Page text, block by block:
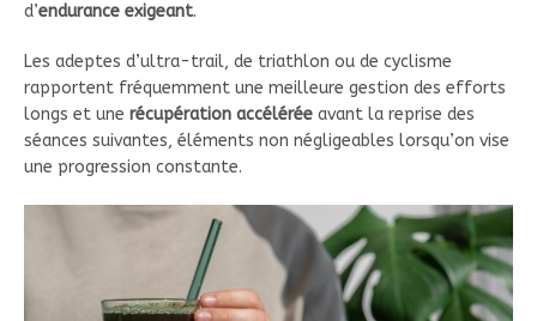
d’endurance exigeant.
Les adeptes d’ultra-trail, de triathlon ou de cyclisme
rapportent fréquemment une meilleure gestion des efforts
longs et une récupération accélérée avant la reprise des
séances suivantes, éléments non négligeables lorsqu’on vise
une progression constante.